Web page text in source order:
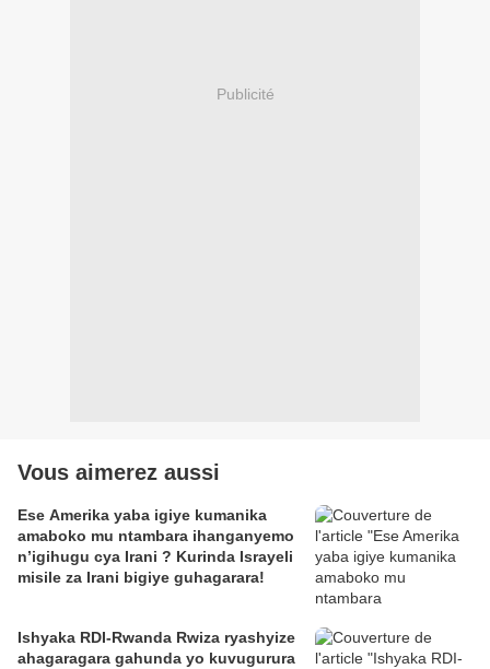
Publicité
Vous aimerez aussi
Ese Amerika yaba igiye kumanika
amaboko mu ntambara ihanganyemo
n’igihugu cya Irani ? Kurinda Israyeli
misile za Irani bigiye guhagarara!
Ishyaka RDI-Rwanda Rwiza ryashyize
ahagaragara gahunda yo kuvugurura